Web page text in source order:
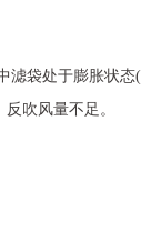
滤袋处于膨胀状
吹风量不足。